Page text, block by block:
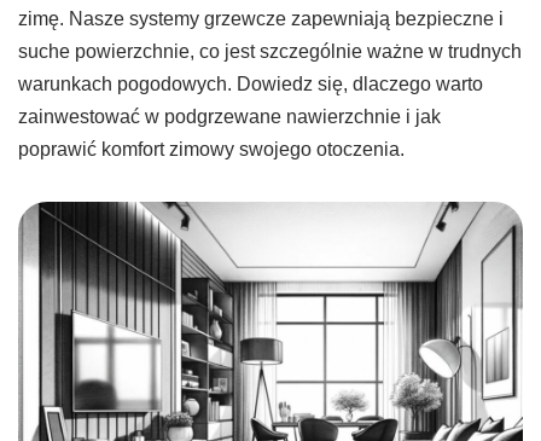
zimę. Nasze systemy grzewcze zapewniają bezpieczne i
suche powierzchnie, co jest szczególnie ważne w trudnych
warunkach pogodowych. Dowiedz się, dlaczego warto
zainwestować w podgrzewane nawierzchnie i jak
poprawić komfort zimowy swojego otoczenia.